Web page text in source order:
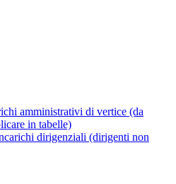
amministrativi di vertice (da
in tabelle)
dirigenziali (dirigenti non